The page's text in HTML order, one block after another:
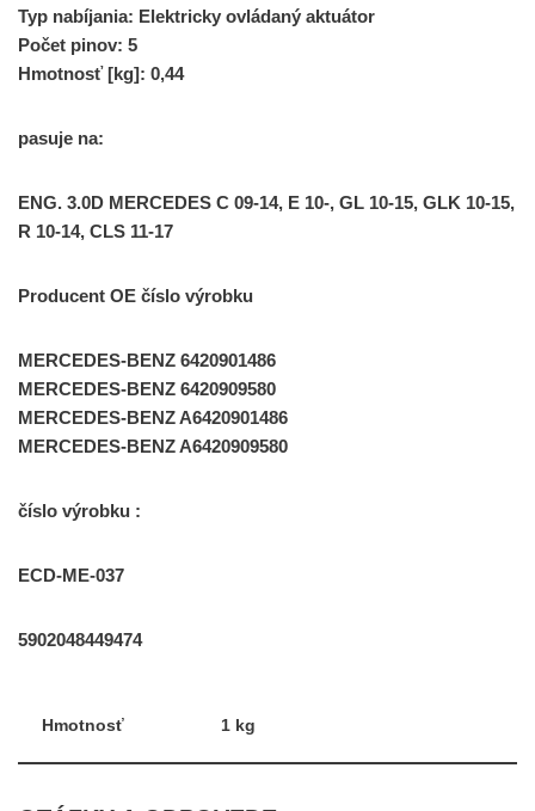
Typ nabíjania: Elektricky ovládaný aktuátor
Počet pinov: 5
Hmotnosť [kg]: 0,44
pasuje na:
ENG. 3.0D MERCEDES C 09-14, E 10-, GL 10-15, GLK 10-15,
R 10-14, CLS 11-17
Producent OE číslo výrobku
MERCEDES-BENZ 6420901486
MERCEDES-BENZ 6420909580
MERCEDES-BENZ A6420901486
MERCEDES-BENZ A6420909580
číslo výrobku :
ECD-ME-037
5902048449474
Hmotnosť 1 kg